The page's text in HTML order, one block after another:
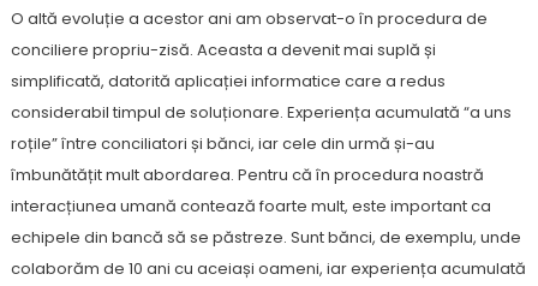
O altă evoluție a acestor ani am observat-o în procedura de
conciliere propriu-zisă. Aceasta a devenit mai suplă și
simplificată, datorită aplicației informatice care a redus
considerabil timpul de soluționare. Experiența acumulată “a uns
roțile” între conciliatori și bănci, iar cele din urmă și-au
îmbunătățit mult abordarea. Pentru că în procedura noastră
interacțiunea umană contează foarte mult, este important ca
echipele din bancă să se păstreze. Sunt bănci, de exemplu, unde
colaborăm de 10 ani cu aceiași oameni, iar experiența acumulată